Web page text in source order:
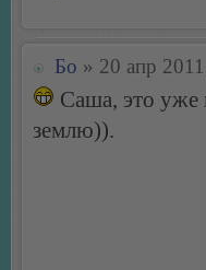
Бо » 20 апр
Cаша, это уже
землю)).